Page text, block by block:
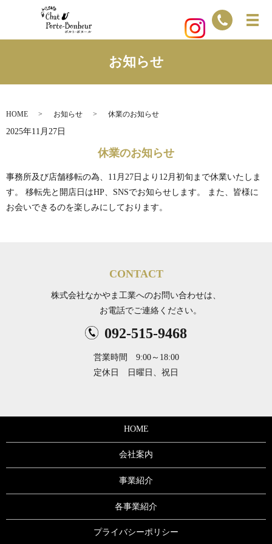
お知らせ
HOME お知らせ 休業のお知らせ
2025年11月27日
休業のお知らせ
事務所及び店舗移転の為、11月27日より12月初旬まで休業いたしま
す。 移転先と開店日はHP、SNSでお知らせします。 また、皆様に
お会いできるのを楽しみにしております。
CONTACT
株式会社なかやま工業へのお問い合わせは、
お電話でご連絡ください。
092-515-9468
営業時間 9:00～18:00
定休日 日曜日、祝日
HOME
会社案内
事業紹介
各事業紹介
プライバシーポリシー